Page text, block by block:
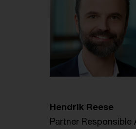
Hendrik Reese
Partner Responsible